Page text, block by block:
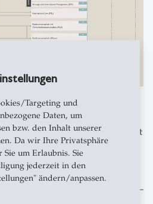
Targeting und
Daten, um
bzw. den Inhalt unserer
Da wir Ihre Privatsphäre
um Erlaubnis. Sie
jederzeit in den
ändern/anpassen.
Linksammlung! Hier findest
dir bei deiner Reise an der
vor dem Studium
deiner Zeit an der Uni bis
die Zeit nach dem Abschluss –